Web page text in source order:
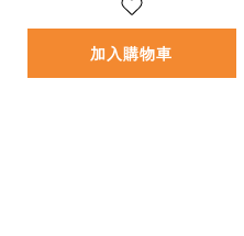
加入購物車